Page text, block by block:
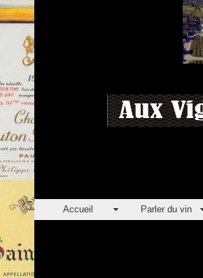
Accueil Parler du vin